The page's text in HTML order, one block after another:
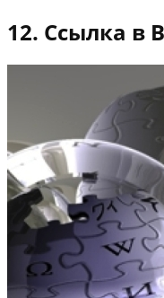
12. Ссылка в